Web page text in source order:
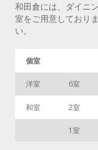
和田倉には、ダイニ
室をご用意しており
い。
個室
洋室 6室
和室 2室
1室